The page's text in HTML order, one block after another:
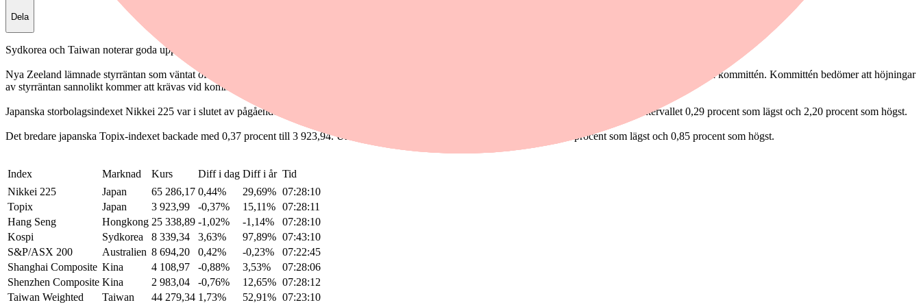
Dela
Sydkorea och Taiwan noterar goda uppgångar medan Fastlandskina och Hongkong backar. Singapore har helgstängt.
Nya Zeeland lämnade styrräntan som väntat oförändrad vid 2,25 procent efter att ordföranden Anna Breman fällt avgörandet i en jämn omröstning i penningpolitiska kommittén. Kommittén bedömer att höjningar
av styrräntan sannolikt kommer att krävas vid kommande möten för att säkerställa att inflationen återgår till målet på 2 procent på medellång sikt.
Japanska storbolagsindexet Nikkei 225 var i slutet av pågående handel upp med 0,47 procent till 65 298,72. Under dagen har indexet rört sig inom intervallet 0,29 procent som lägst och 2,20 procent som högst.
Det bredare japanska Topix-indexet backade med 0,37 procent till 3 923,94. Under dagen har indexet rört sig inom intervallet -0,53 procent som lägst och 0,85 procent som högst.
Index Marknad Kurs Diff i dag Diff i år Tid
Nikkei 225
Japan 65 286,17 0,44% 29,69% 07:28:10
Topix
Japan 3 923,99 -0,37% 15,11% 07:28:11
Hang Seng
Hongkong 25 338,89 -1,02% -1,14%
07:28:10
Kospi
Sydkorea 8 339,34 3,63% 97,89% 07:43:10
S&P/ASX 200
Australien 8 694,20 0,42% -0,23%
07:22:45
Shanghai Composite Kina 4 108,97 -0,88% 3,53%
07:28:06
Shenzhen Composite Kina 2 983,04 -0,76% 12,65% 07:28:12
Taiwan Weighted
Taiwan 44 279,34 1,73% 52,91% 07:23:10